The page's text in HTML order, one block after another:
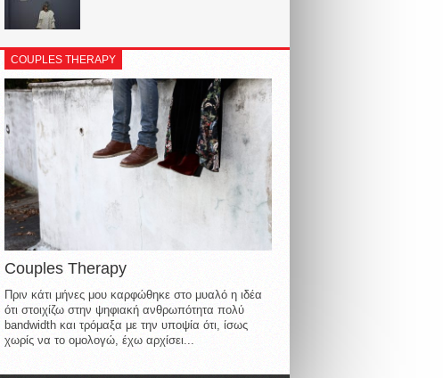
COUPLES THERAPY
Couples Therapy
Πριν κάτι μήνες μου καρφώθηκε στο μυαλό η ιδέα
ότι στοιχίζω στην ψηφιακή ανθρωπότητα πολύ
bandwidth και τρόμαξα με την υποψία ότι, ίσως
χωρίς να το ομολογώ, έχω αρχίσει...